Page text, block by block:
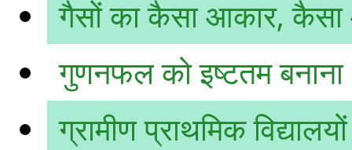
गैसों का कैसा आकार,
गुणनफल को इष्टतम बनाना
ग्रामीण प्राथमिक